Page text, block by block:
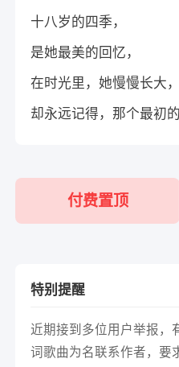
十八岁的四季，
是她最美的回忆，
在时光里，她慢慢长大，
却永远记得，那个最初的
付费置顶
特别提醒
近期接到多位用户举报，
词歌曲为名联系作者，要